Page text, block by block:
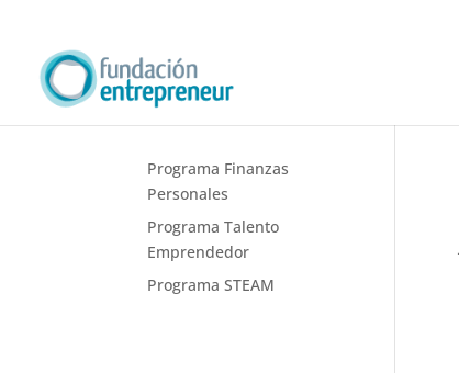
Programa Finanzas
Personales
Programa Talento
Emprendedor
Programa STEAM